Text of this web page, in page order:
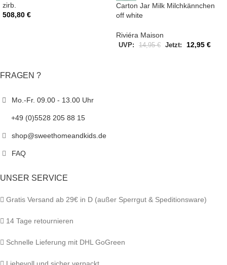
zirb.
508,80 €
Carton Jar Milk Milchkännchen
off white
Riviéra Maison
UVP: 14,95€ Jetzt: 12,95 €
FRAGEN ?
Mo.-Fr. 09.00 - 13.00 Uhr
+49 (0)5528 205 88 15
shop@sweethomeandkids.de
FAQ
UNSER SERVICE
Gratis Versand ab 29€ in D (außer Sperrgut & Speditionsware)
14 Tage retournieren
Schnelle Lieferung mit DHL GoGreen
Liebevoll und sicher verpackt